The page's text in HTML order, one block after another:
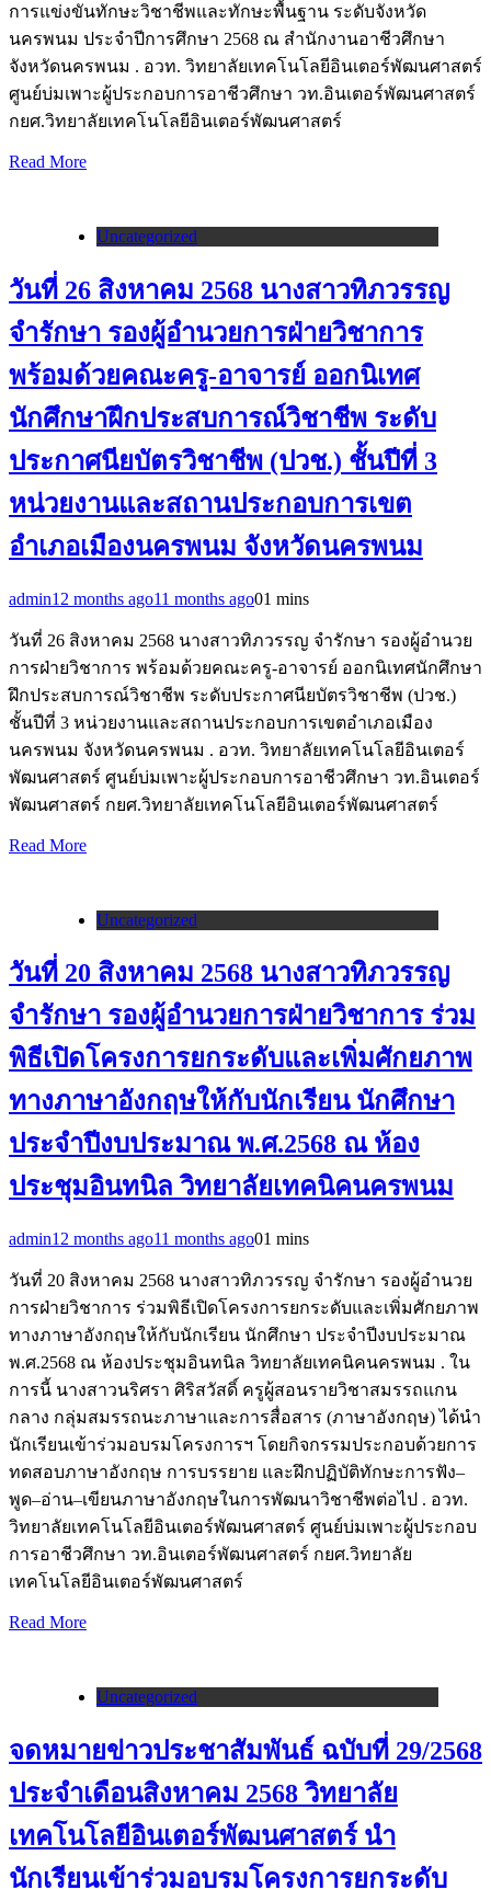
การแข่งขันทักษะวิชาชีพและทักษะพื้นฐาน ระดับจังหวัด
นครพนม ประจำปีการศึกษา 2568 ณ สำนักงานอาชีวศึกษา
จังหวัดนครพนม . อวท. วิทยาลัยเทคโนโลยีอินเตอร์พัฒนศาสตร์
ศูนย์บ่มเพาะผู้ประกอบการอาชีวศึกษา วท.อินเตอร์พัฒนศาสตร์
กยศ.วิทยาลัยเทคโนโลยีอินเตอร์พัฒนศาสตร์
Read More
Uncategorized
วันที่ 26 สิงหาคม 2568 นางสาวทิภวรรญ
จำรักษา รองผู้อำนวยการฝ่ายวิชาการ
พร้อมด้วยคณะครู-อาจารย์ ออกนิเทศ
นักศึกษาฝึกประสบการณ์วิชาชีพ ระดับ
ประกาศนียบัตรวิชาชีพ (ปวช.) ชั้นปีที่ 3
หน่วยงานและสถานประกอบการเขต
อำเภอเมืองนครพนม จังหวัดนครพนม
admin12 months ago11 months ago01 mins
วันที่ 26 สิงหาคม 2568 นางสาวทิภวรรญ จำรักษา รองผู้อำนวย
การฝ่ายวิชาการ พร้อมด้วยคณะครู-อาจารย์ ออกนิเทศนักศึกษา
ฝึกประสบการณ์วิชาชีพ ระดับประกาศนียบัตรวิชาชีพ (ปวช.)
ชั้นปีที่ 3 หน่วยงานและสถานประกอบการเขตอำเภอเมือง
นครพนม จังหวัดนครพนม . อวท. วิทยาลัยเทคโนโลยีอินเตอร์
พัฒนศาสตร์ ศูนย์บ่มเพาะผู้ประกอบการอาชีวศึกษา วท.อินเตอร์
พัฒนศาสตร์ กยศ.วิทยาลัยเทคโนโลยีอินเตอร์พัฒนศาสตร์
Read More
Uncategorized
วันที่ 20 สิงหาคม 2568 นางสาวทิภวรรญ
จำรักษา รองผู้อำนวยการฝ่ายวิชาการ ร่วม
พิธีเปิดโครงการยกระดับและเพิ่มศักยภาพ
ทางภาษาอังกฤษให้กับนักเรียน นักศึกษา
ประจำปีงบประมาณ พ.ศ.2568 ณ ห้อง
ประชุมอินทนิล วิทยาลัยเทคนิคนครพนม
admin12 months ago11 months ago01 mins
วันที่ 20 สิงหาคม 2568 นางสาวทิภวรรญ จำรักษา รองผู้อำนวย
การฝ่ายวิชาการ ร่วมพิธีเปิดโครงการยกระดับและเพิ่มศักยภาพ
ทางภาษาอังกฤษให้กับนักเรียน นักศึกษา ประจำปีงบประมาณ
พ.ศ.2568 ณ ห้องประชุมอินทนิล วิทยาลัยเทคนิคนครพนม . ใน
การนี้ นางสาวนริศรา ศิริสวัสดิ์ ครูผู้สอนรายวิชาสมรรถแกน
กลาง กลุ่มสมรรถนะภาษาและการสื่อสาร (ภาษาอังกฤษ) ได้นำ
นักเรียนเข้าร่วมอบรมโครงการฯ โดยกิจกรรมประกอบด้วยการ
ทดสอบภาษาอังกฤษ การบรรยาย และฝึกปฏิบัติทักษะการฟัง–
พูด–อ่าน–เขียนภาษาอังกฤษในการพัฒนาวิชาชีพต่อไป . อวท.
วิทยาลัยเทคโนโลยีอินเตอร์พัฒนศาสตร์ ศูนย์บ่มเพาะผู้ประกอบ
การอาชีวศึกษา วท.อินเตอร์พัฒนศาสตร์ กยศ.วิทยาลัย
เทคโนโลยีอินเตอร์พัฒนศาสตร์
Read More
Uncategorized
จดหมายข่าวประชาสัมพันธ์ ฉบับที่ 29/2568
ประจำเดือนสิงหาคม 2568 วิทยาลัย
เทคโนโลยีอินเตอร์พัฒนศาสตร์ นำ
นักเรียนเข้าร่วมอบรมโครงการยกระดับ